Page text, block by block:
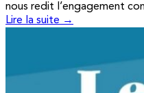
nous redit l’engagement
Lire la suite →